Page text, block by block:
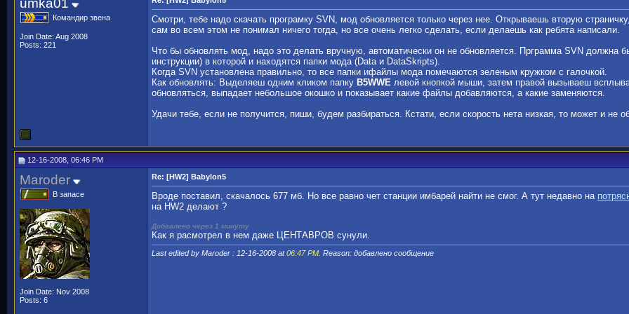
umka01
Командир звена
Join Date: Aug 2008
Posts: 221
Смотри, тебе надо скачать програмку SVN, мод обновляется только через нее. Открываешь вторую
сам во всем этом не понимал ничего тогда, но все очень легко сделать, если делаешь как ребята написали.
Что бы обновлять мод, надо это делать вручную, автоматически он не обновляется. Прграмма SVN должна
инструкции) в которой и находятся папки мода (Data и DataSkripts).
Когда SVN установлена правильно, то все папки ифайлы мода помечаются зеленым кружком с галочкой.
Как обновлять: Выделяеш одним кликом папку B5WWE левой кнопкой мыши, затем правой вызываеш
обновляться, выпадает небольшое окошко и показывает какие файлы добавляются, а какие заменяются.
Удачи тебе, если не получится, пиши, будем разбираться. Кстати, если скорость нета низкая, то может и не
12-16-2008, 06:46 PM
Maroder
В запасе
Join Date: Nov 2008
Posts: 6
Re: [HW2] Babylon5
Вроде поставил, скачалось 677 мб. Но все равно чет станции имбарей найти не смог. А тут недавно на
на HW2 делают ?
Добавлено через 1 минуту
Как я расмотрел в нем даже ЦЕНТАВРОВ сунули.
Last edited by Maroder : 12-16-2008 at06:47 PM . Reason: добавлено сообщение